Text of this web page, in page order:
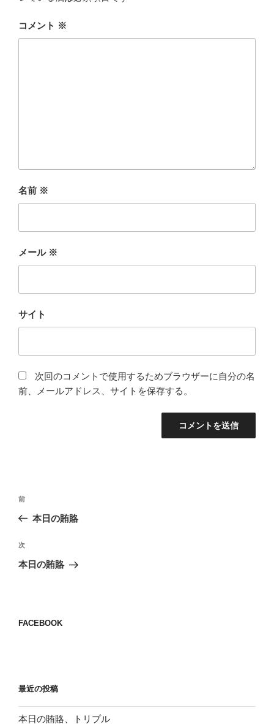
コメント ※
名前 ※
メール ※
サイト
次回のコメントで使用するためブラウザーに自分の名
前、メールアドレス、サイトを保存する。
投
ナ
ビ
ゲ
ン
前
の
稿
前
本日の賄賂
次
の
次
本日の賄賂
FACEBOOK
最近の投稿
本日の賄賂、トリプル